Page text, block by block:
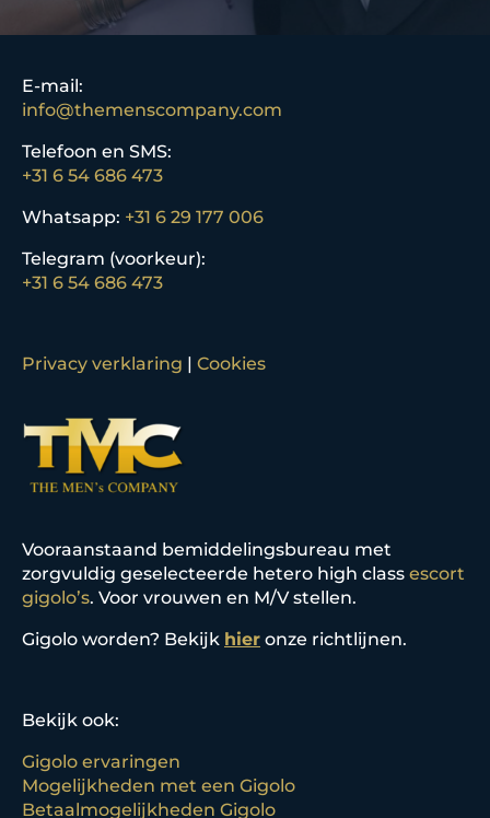
E-mail:
info@themenscompany.com
Telefoon en SMS:
+31 6 54 686 473
Whatsapp: +31 6 29 177 006
Telegram (voorkeur):
+31 6 54 686 473
Privacy verklaring | Cookies
Vooraanstaand bemiddelingsbureau met
zorgvuldig geselecteerde hetero high class escort
gigolo’s. Voor vrouwen en M/V stellen.
Gigolo worden? Bekijk hier onze richtlijnen.
Bekijk ook:
Gigolo ervaringen
Mogelijkheden met een Gigolo
Betaalmogelijkheden Gigolo